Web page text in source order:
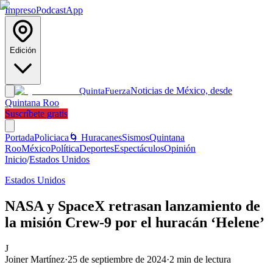
ImpresoPodcastApp
Edición
QuintaFuerzaNoticias de México, desde
Quintana Roo
Suscríbete gratis
PortadaPoliciaca 🌀 HuracanesSismosQuintana
RooMéxicoPolíticaDeportesEspectáculosOpinión
Inicio/Estados Unidos
Estados Unidos
NASA y SpaceX retrasan lanzamiento de
la misión Crew-9 por el huracán ‘Helene’
J
Joiner Martínez·25 de septiembre de 2024·2 min de lectura